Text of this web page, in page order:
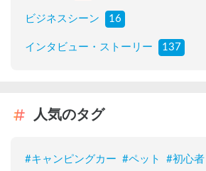
ビジネスシーン 16
インタビュー・ストーリー 137
人気のタグ
#キャンピングカー #ペット #初心者